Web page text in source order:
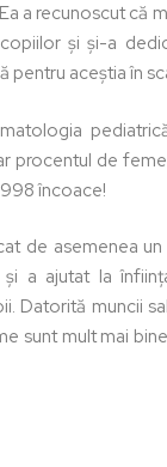
a recunoscut că
și și-a
pentru aceștia în
procentul de
încoace!
de asemenea
și a ajutat la
Datorită muncii
sunt mult mai